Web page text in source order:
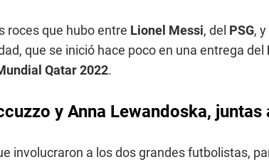
roces que hubo entre Lionel Messi, del PSG, y
que se inició hace poco en una entrega del
Qatar 2022.
y Anna Lewandoska, juntas
involucraron a los dos grandes futbolistas,